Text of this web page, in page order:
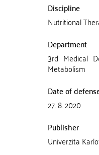
Discipline
Nutritional
Department
3rd Medical
Metabolism
Date of
27. 8. 2020
Publisher
Univerzita